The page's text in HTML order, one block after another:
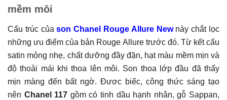
mềm môi
Cấu trúc củason Chanel Rouge Allure Newnày chắt lọc
những ưu điểm của bản Rouge Allure trước đó. Từ kết cấu
satin mỏng nhẹ, chất dưỡng đầy đặn, hạt màu mềm mịn và
độ thoải mái khi thoa lên môi. Son thoa lớp đầu đã thấy
mịn màng đến bất ngờ. Đươc biếc, công thức sáng tạo
nên Chanel 117 gồm có tinh dầu hạnh nhân, gỗ Sappan,